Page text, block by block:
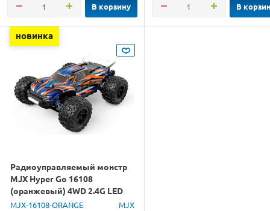
В корзину В
новинка
Радиоуправляемый монстр
MJX Hyper Go 16108
(оранжевый) 4WD 2.4G LED
1/16 RTR
MJX-16108-ORANGE MJX